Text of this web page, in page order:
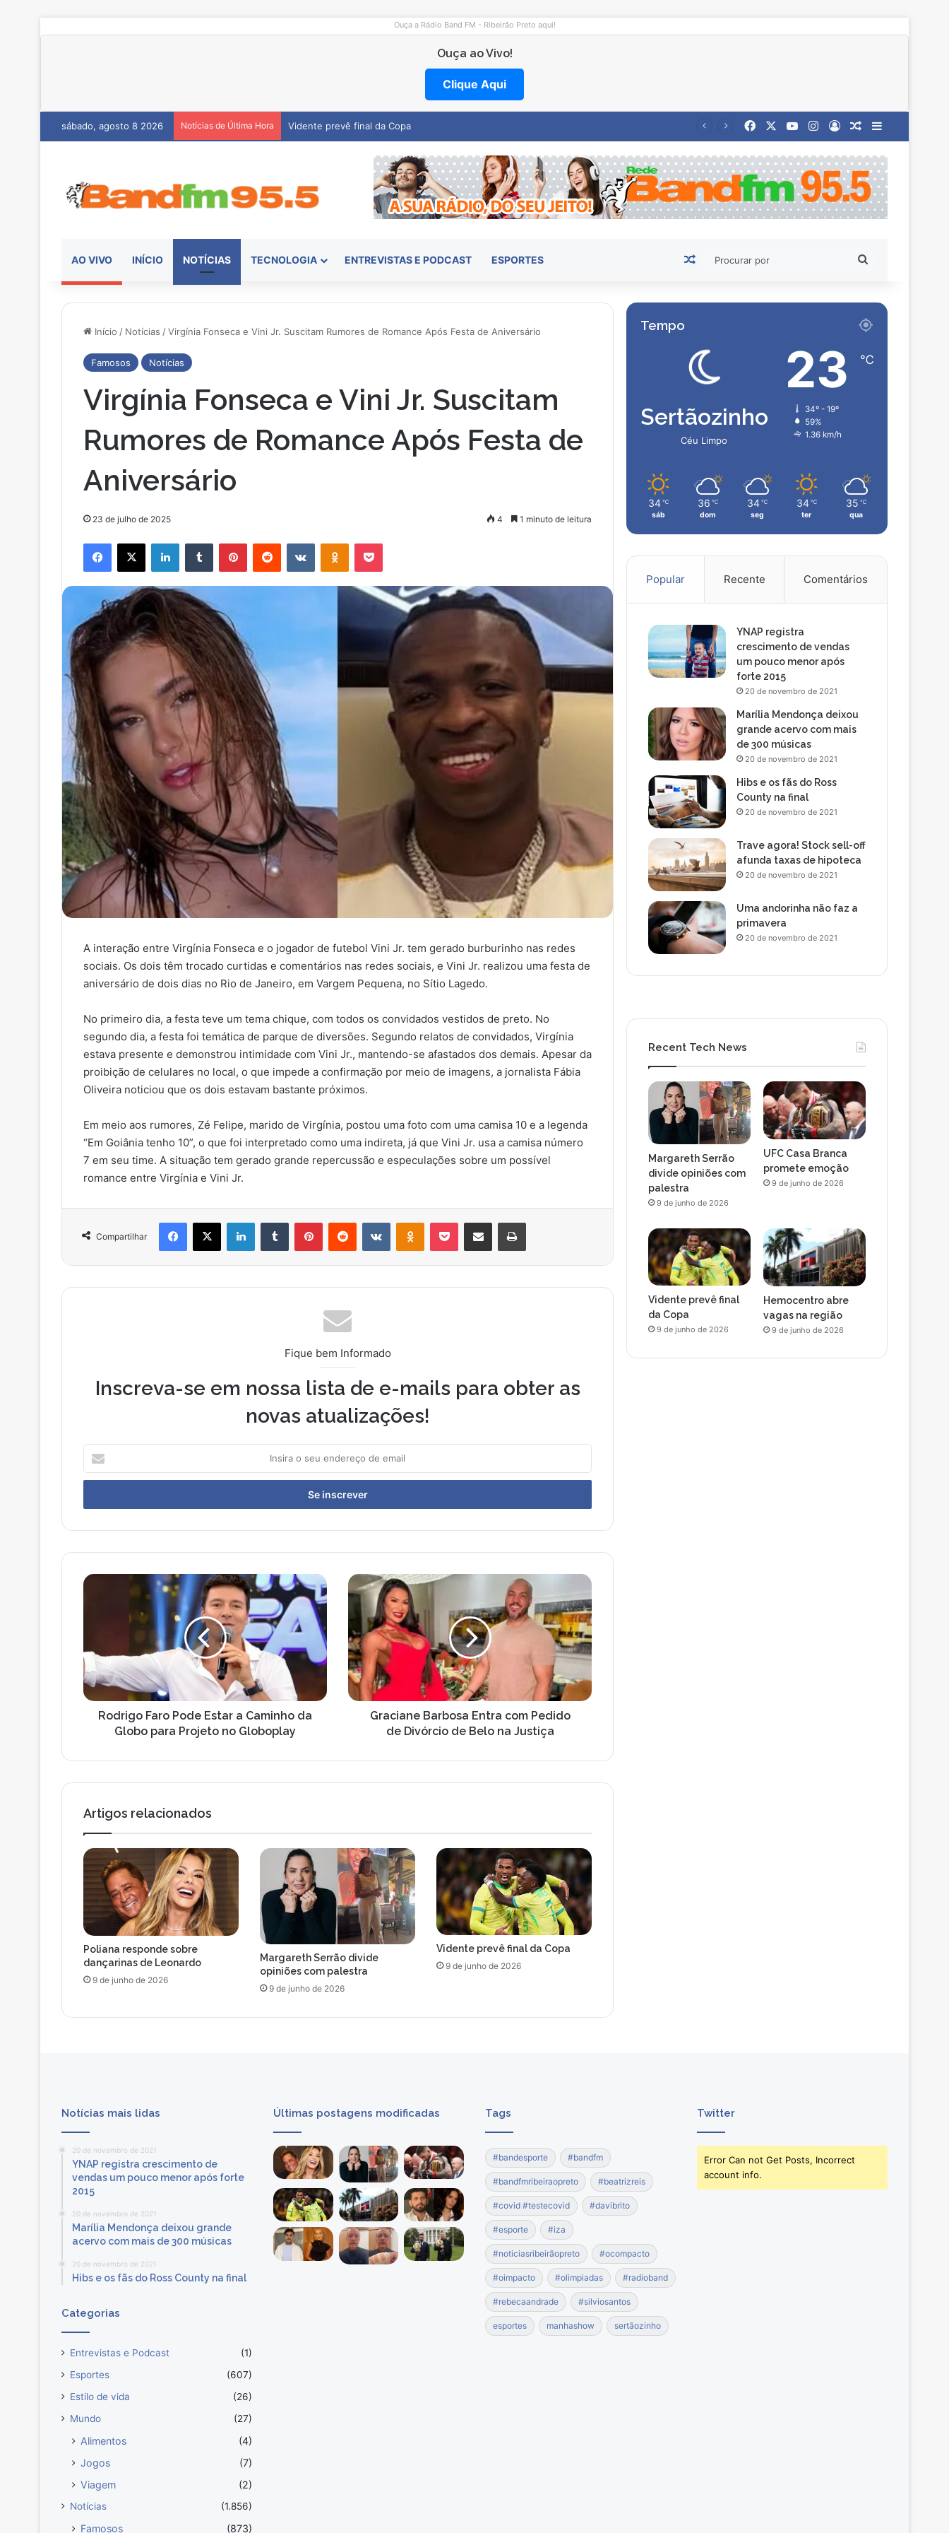
Ouça a Rádio Band FM - Ribeirão Preto aqui!
Ouça ao Vivo!
Clique Aqui
sábado, agosto 8 2026 Notícias de Última Hora Hemocentro abre vagas na região FacebookYouTubeInstagram
EntrarArtigo aleatório
Barra Lateral
AO VIVO INÍCIO NOTÍCIAS TECNOLOGIA ENTREVISTAS E PODCAST ESPORTES Artigo aleatório
Início / Notícias /Virgínia Fonseca e Vini Jr. Suscitam Rumores de Romance Após Festa de Aniversário
Famosos Notícias
Virgínia Fonseca e Vini Jr. Suscitam
Rumores de Romance Após Festa de
Aniversário
23 de julho de 2025 4 1 minuto de leitura
Facebook
X LinkedinTumblr PinterestReddit VK OK Pocket
A interação entre Virgínia Fonseca e o jogador de futebol Vini Jr. tem gerado burburinho nas redes
sociais. Os dois têm trocado curtidas e comentários nas redes sociais, e Vini Jr. realizou uma festa de
aniversário de dois dias no Rio de Janeiro, em Vargem Pequena, no Sítio Lagedo.
No primeiro dia, a festa teve um tema chique, com todos os convidados vestidos de preto. No
segundo dia, a festa foi temática de parque de diversões. Segundo relatos de convidados, Virgínia
estava presente e demonstrou intimidade com Vini Jr., mantendo-se afastados dos demais. Apesar da
proibição de celulares no local, o que impede a confirmação por meio de imagens, a jornalista Fábia
Oliveira noticiou que os dois estavam bastante próximos.
Em meio aos rumores, Zé Felipe, marido de Virgínia, postou uma foto com uma camisa 10 e a legenda
“Em Goiânia tenho 10”, o que foi interpretado como uma indireta, já que Vini Jr. usa a camisa número
7 em seu time. A situação tem gerado grande repercussão e especulações sobre um possível
romance entre Virgínia e Vini Jr.
Compartilhar
Facebook
X LinkedinTumblr PinterestReddit VK OK Pocket Compartilhar via e-mail Imprimir
Fique bem Informado
Inscreva-se em nossa lista de e-mails para obter as
novas atualizações!
seu
de
Rodrigo
Caminho
da
Globo
para
Projeto
Rodrigo Faro Pode Estar a Caminho da
Globo para Projeto no Globoplay
Graciane
Barbosa
Entra
Pedido
de
Divórcio
de
Belo
Graciane Barbosa Entra com Pedido
de Divórcio de Belo na Justiça
Artigos relacionados
Poliana responde sobre
dançarinas de Leonardo
9 de junho de 2026
Margareth Serrão divide
opiniões com palestra
9 de junho de 2026
Vidente prevê final da Copa
9 de junho de 2026
Tempo
Sertãozinho
Céu Limpo
23 ℃
34º - 19º
59%
1.36 km/h
34 ℃
sáb
36 ℃
dom
34 ℃
seg
34 ℃
ter
35 ℃
qua
Popular Recente Comentários
YNAP registra
crescimento de vendas
um pouco menor após
forte 2015
20 de novembro de 2021
Marília Mendonça deixou
grande acervo com mais
de 300 músicas
20 de novembro de 2021
Hibs e os fãs do Ross
County na final
20 de novembro de 2021
Trave agora! Stock sell-off
afunda taxas de hipoteca
20 de novembro de 2021
Uma andorinha não faz a
primavera
20 de novembro de 2021
Recent Tech News
Margareth Serrão
divide opiniões com
palestra
9 de junho de 2026
UFC Casa Branca
promete emoção
9 de junho de 2026
Vidente prevê final
da Copa
9 de junho de 2026
Hemocentro abre
vagas na região
9 de junho de 2026
Notícias mais lidas
20 de novembro de 2021
YNAP registra crescimento de
vendas um pouco menor após forte
2015
20 de novembro de 2021
Marília Mendonça deixou grande
acervo com mais de 300 músicas
20 de novembro de 2021
Hibs e os fãs do Ross County na final
Categorias
Entrevistas e Podcast
(1)
Esportes
(607)
Estilo de vida
(26)
Mundo
(27)
Alimentos
(4)
Jogos
(7)
Viagem
(2)
Notícias (1.856)
Famosos (873)
Últimas postagens modificadas Tags
#bandesporte #bandfm
#bandfmribeiraopreto #beatrizreis
#covid #testecovid #davibrito
#esporte #iza
#noticiasribeirãopreto #ocompacto
#oimpacto #olimpiadas #radioband
#rebecaandrade #silviosantos
esportes manhashow sertãozinho
Twitter
Error Can not Get Posts, Incorrect
account info.